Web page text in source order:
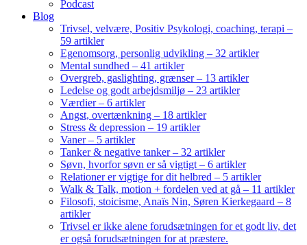
Podcast
Blog
Trivsel, velvære, Positiv Psykologi, coaching, terapi –
59 artikler
Egenomsorg, personlig udvikling – 32 artikler
Mental sundhed – 41 artikler
Overgreb, gaslighting, grænser – 13 artikler
Ledelse og godt arbejdsmiljø – 23 artikler
Værdier – 6 artikler
Angst, overtænkning – 18 artikler
Stress & depression – 19 artikler
Vaner – 5 artikler
Tanker & negative tanker – 32 artikler
Søvn, hvorfor søvn er så vigtigt – 6 artikler
Relationer er vigtige for dit helbred – 5 artikler
Walk & Talk, motion + fordelen ved at gå – 11 artikler
Filosofi, stoicisme, Anaïs Nin, Søren Kierkegaard – 8
artikler
Trivsel er ikke alene forudsætningen for et godt liv, det
er også forudsætningen for at præstere.